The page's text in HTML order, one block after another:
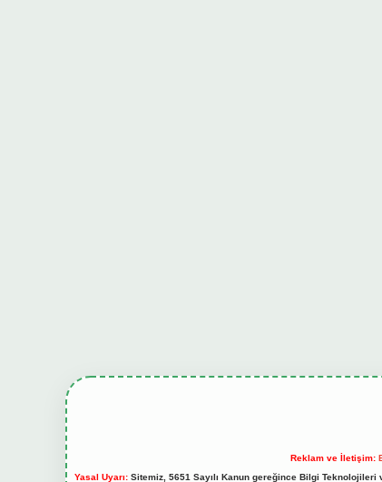
Reklam ve İletişim:
Yasal Uyarı:Sitemiz, 5651 Sayılı Kanun gereğince Bilgi